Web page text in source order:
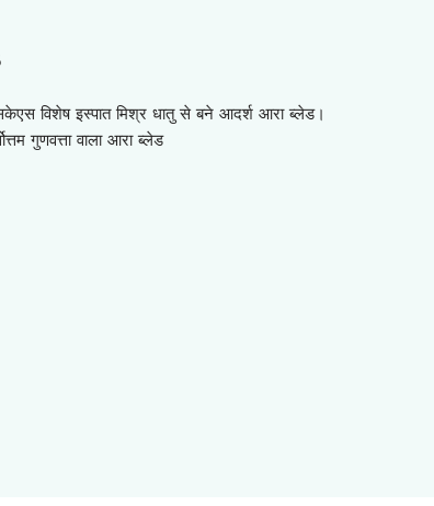
विशेष इस्पात मिश्र धातु से बने आदर्श आरा ब्लेड।
गुणवत्ता वाला आरा ब्लेड